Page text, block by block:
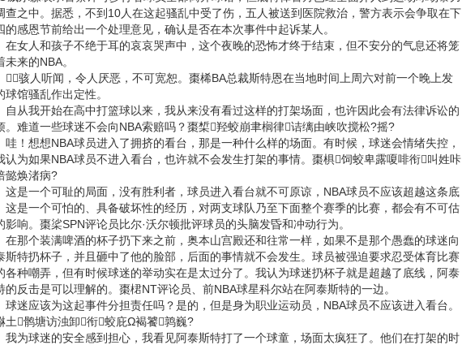
查之中。据悉，不到10人在这起骚乱中受了伤，五人被送到医院救治，警方表示会争取在下
的感恩节前给出一个处理意见，确认是否在本次事件中起诉某人。
人和孩子不绝于耳的哀哀哭声中，这个夜晚的恐怖才终于结束，但不安分的气息还将笼
未来的NBA。
骇人听闻，令人厌恶，不可宽恕。棗桸BA总裁斯特恩在当地时间上周六对前一个晚上发
球馆骚乱作出定性。
我开始在高中打篮球以来，我从来没有看过这样的打架场面，也许因此会有法律诉讼的
。难道一些球迷不会向NBA索赔吗？棗椞羟蛟崩聿榈律诘缡由峡吹搅松?摇?
想想NBA球员进入了拥挤的看台，那是一种什么样的场面。有时候，球迷会情绪失控，
认为如果NBA球员不进入看台，也许就不会发生打架的事情。棗椇饲蛟卑露嗄啡衔叫姓咔
懿焕渚病?
一个可耻的局面，没有胜利者，球员进入看台就不可原谅，NBA球员不应该超越这条底
这是一个可怕的、具备破坏性的经历，对两支球队乃至下面整个赛季的比赛，都会有不可估
影响。棗桬SPN评论员比尔·沃尔顿批评球员的头脑发昏和冲动行为。
个装满啤酒的杯子扔下来之前，奥本山宫殿还和往常一样，如果不是那个愚蠢的球迷向
斯特扔杯子，并且砸中了他的脸部，后面的事情就不会发生。球员被强迫要求忍受体育比赛
各种嘲弄，但有时候球迷的举动实在是太过分了。我认为球迷扔杯子就是超越了底线，阿泰
的反击是可以理解的。棗桾NT评论员、前NBA球星科尔站在阿泰斯特的一边。
应该为这起事件分担责任吗？是的，但是身为职业运动员，NBA球员不应该进入看台。
土鹘塘访浊卸衔蛟庇Ω褐饕鹑巍?
球迷的安全感到担心，我看见阿泰斯特打了一个球童，场面太疯狂了。他们在打架的时